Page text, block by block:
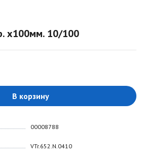
х100мм. 10/100
В корзину
00008788
VTr.652.N.0410